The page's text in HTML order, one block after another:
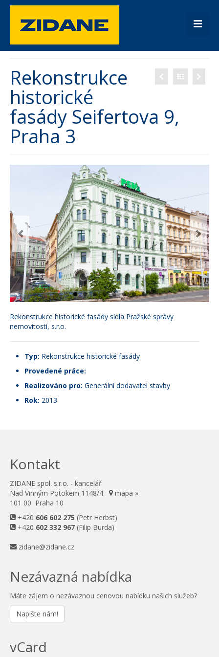
Fasády
Rekonstrukce
Rodinné domy
Kontakt
Rekonstrukce
historické
fasády Seifertova 9,
Praha 3
Rekonstrukce historické fasády sídla Pražské správy
nemovitostí, s.r.o.
Typ: Rekonstrukce historické fasády
Provedené práce:
Realizováno pro: Generální dodavatel stavby
Rok: 2013
Kontakt
ZIDANE spol. s.r.o. - kancelář
Nad Vinným Potokem 1148/4
mapa »
101 00 Praha 10
+420 606 602 275 (Petr Herbst)
+420 602 332 967 (Filip Burda)
zidane@zidane.cz
Nezávazná nabídka
Máte zájem o nezávaznou cenovou nabídku našich služeb?
Napište nám!
vCard